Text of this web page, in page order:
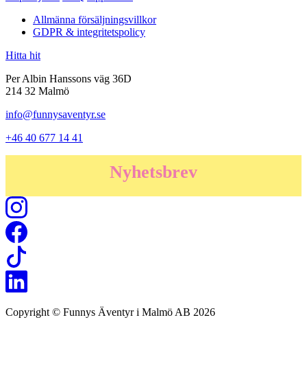
Allmänna försäljningsvillkor
GDPR & integritetspolicy
Hitta hit
Per Albin Hanssons väg 36D
214 32 Malmö
info@funnysaventyr.se
+46 40 677 14 41
Nyhetsbrev
Copyright © Funnys Äventyr i Malmö AB 2026